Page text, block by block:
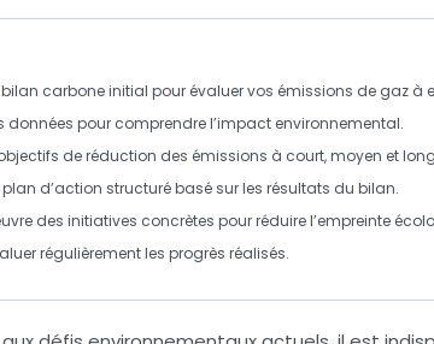
bilan carbone initial pour évaluer vos émissions de gaz à
données pour comprendre l’impact environnemental.
deréduction des émissions à court, moyen et
d’action structuré basé sur les résultats du bilan.
des initiatives concrètes pour réduire l’empreinte
régulièrement les progrès réalisés.